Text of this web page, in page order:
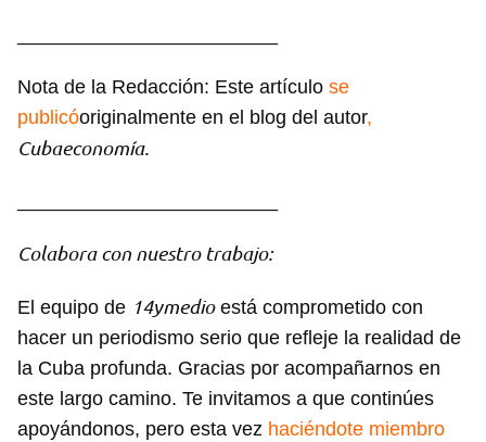
Nota de la Redacción: Este artículo se
publicóoriginalmente en el blog del autor,
Cubaeconomía.
Colabora con nuestro trabajo:
El equipo de 14ymedioestá comprometido con
hacer un periodismo serio que refleje la realidad de
la Cuba profunda. Gracias por acompañarnos en
este largo camino. Te invitamos a que continúes
apoyándonos, pero esta vez haciéndote miembro